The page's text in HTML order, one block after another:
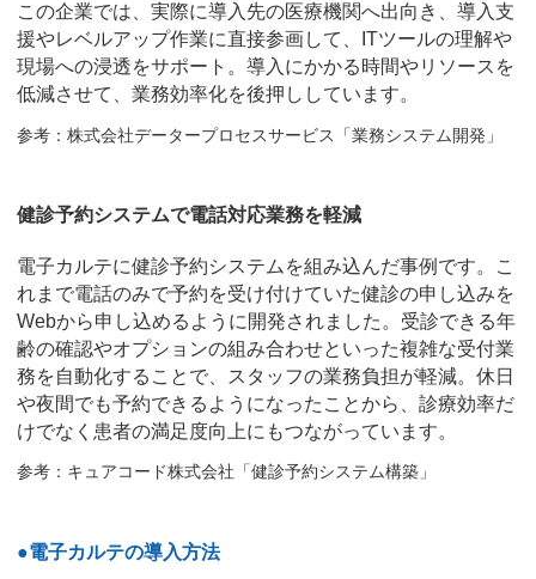
この企業では、実際に導入先の医療機関へ出向き、導入支
援やレベルアップ作業に直接参画して、ITツールの理解や
現場への浸透をサポート。導入にかかる時間やリソースを
低減させて、業務効率化を後押ししています。
参考：株式会社データープロセスサービス「業務システム開発」
健診予約システムで電話対応業務を軽減
電子カルテに健診予約システムを組み込んだ事例です。こ
れまで電話のみで予約を受け付けていた健診の申し込みを
Webから申し込めるように開発されました。受診できる年
齢の確認やオプションの組み合わせといった複雑な受付業
務を自動化することで、スタッフの業務負担が軽減。休日
や夜間でも予約できるようになったことから、診療効率だ
けでなく患者の満足度向上にもつながっています。
参考：キュアコード株式会社「健診予約システム構築」
●電子カルテの導入方法